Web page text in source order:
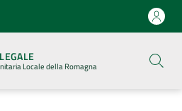
Locale della Romagna